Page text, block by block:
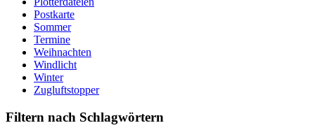
Postkarte
Sommer
Termine
Weihnachten
Windlicht
Winter
Zugluftstopper
Filtern nach Schlagwörtern